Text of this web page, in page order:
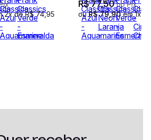
2x deR$ 74,95
R$77,50no Pix
ouR$ 79,90em1x